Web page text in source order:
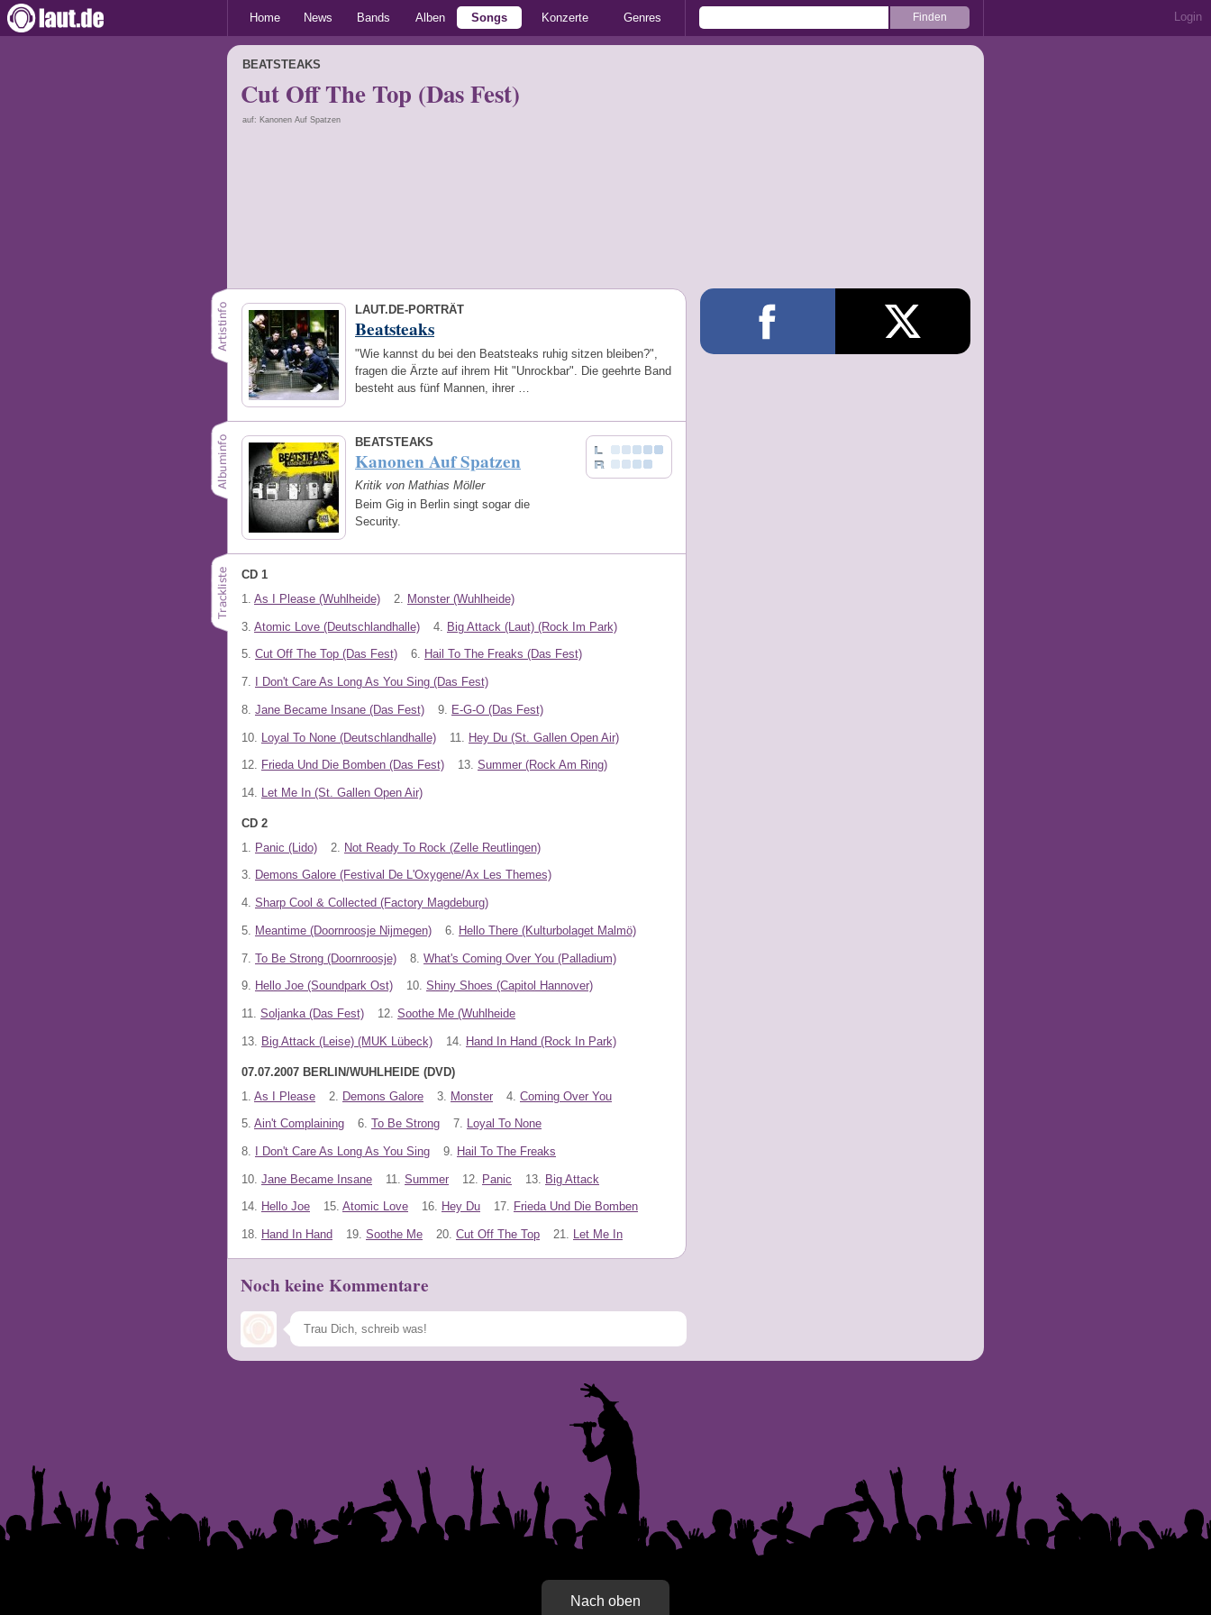
Home News Bands Alben Songs Konzerte Genres Login
BEATSTEAKS
Cut Off The Top (Das Fest)
auf: Kanonen Auf Spatzen
LAUT.DE-PORTRÄT
Beatsteaks
"Wie kannst du bei den Beatsteaks ruhig sitzen bleiben?",
fragen die Ärzte auf ihrem Hit "Unrockbar". Die geehrte Band
besteht aus fünf Mannen, ihrer …
BEATSTEAKS
Kanonen Auf Spatzen
Kritik von Mathias Möller
Beim Gig in Berlin singt sogar die
Security.
CD 1
1. As I Please (Wuhlheide) 2. Monster (Wuhlheide)
3. Atomic Love (Deutschlandhalle) 4. Big Attack (Laut) (Rock Im Park)
5. Cut Off The Top (Das Fest) 6. Hail To The Freaks (Das Fest)
7. I Don't Care As Long As You Sing (Das Fest)
8. Jane Became Insane (Das Fest) 9. E-G-O (Das Fest)
10. Loyal To None (Deutschlandhalle) 11. Hey Du (St. Gallen Open Air)
12. Frieda Und Die Bomben (Das Fest) 13. Summer (Rock Am Ring)
14. Let Me In (St. Gallen Open Air)
CD 2
1.
Panic (Lido) 2. Not Ready To Rock (Zelle Reutlingen)
3. Demons Galore (Festival De L'Oxygene/Ax Les Themes)
4. Sharp Cool & Collected (Factory Magdeburg)
5. Meantime (Doornroosje Nijmegen) 6. Hello There (Kulturbolaget Malmö)
7. To Be Strong (Doornroosje) 8. What's Coming Over You (Palladium)
9. Hello Joe (Soundpark Ost) 10. Shiny Shoes (Capitol Hannover)
11. Soljanka (Das Fest) 12. Soothe Me (Wuhlheide
13. Big Attack (Leise) (MUK Lübeck) 14. Hand In Hand (Rock In Park)
07.07.2007 BERLIN/WUHLHEIDE (DVD)
1. As I Please 2. Demons Galore 3. Monster 4. Coming Over You
5. Ain't Complaining 6. To Be Strong 7. Loyal To None
8. I Don't Care As Long As You Sing 9. Hail To The Freaks
10. Jane Became Insane 11. Summer 12. Panic 13. Big Attack
14. Hello Joe 15. Atomic Love 16. Hey Du 17. Frieda Und Die Bomben
18. Hand In Hand 19. Soothe Me 20. Cut Off The Top 21. Let Me In
Noch keine Kommentare
Speichern
Nach oben